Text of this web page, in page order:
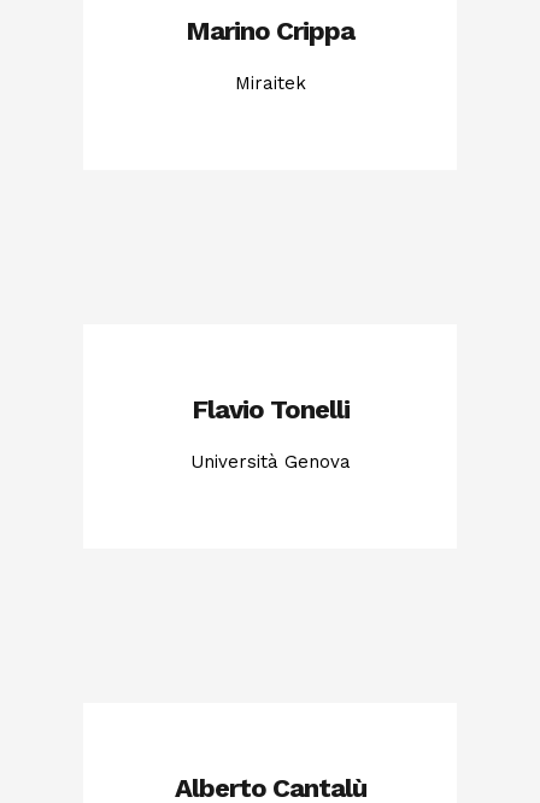
Marino Crippa
Miraitek
Flavio Tonelli
Università Genova
Alberto Cantalù